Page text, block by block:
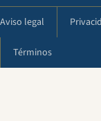
Aviso legal
Términos